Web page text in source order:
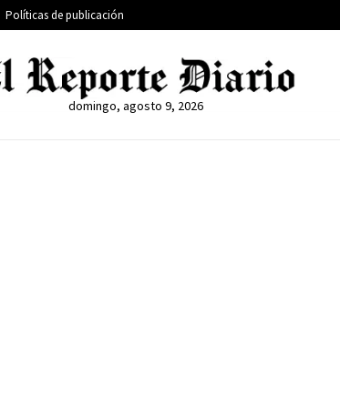
Políticas de publicación
domingo, agosto 9, 2026